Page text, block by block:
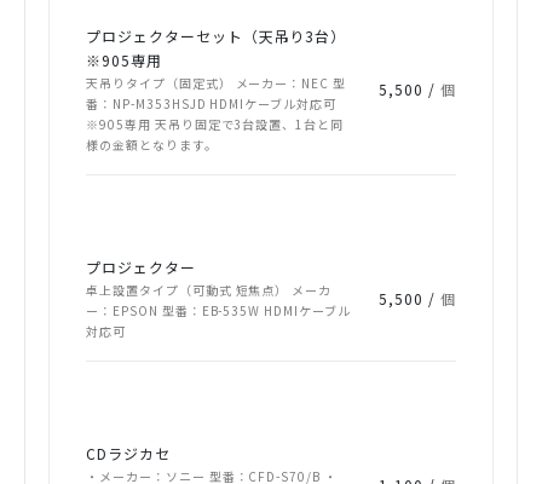
プロジェクターセット（天吊り3台）
※905専用
天吊りタイプ（固定式） メーカー：NEC 型
番：NP-M353HSJD HDMIケーブル対応可
※905専用 天吊り固定で3台設置、1台と同
様の金額となります。
5,500 /個
プロジェクター
卓上設置タイプ（可動式 短焦点） メーカ
ー：EPSON 型番：EB-535W HDMIケーブル
対応可
5,500 /個
CDラジカセ
・メーカー：ソニー 型番：CFD-S70/B ・